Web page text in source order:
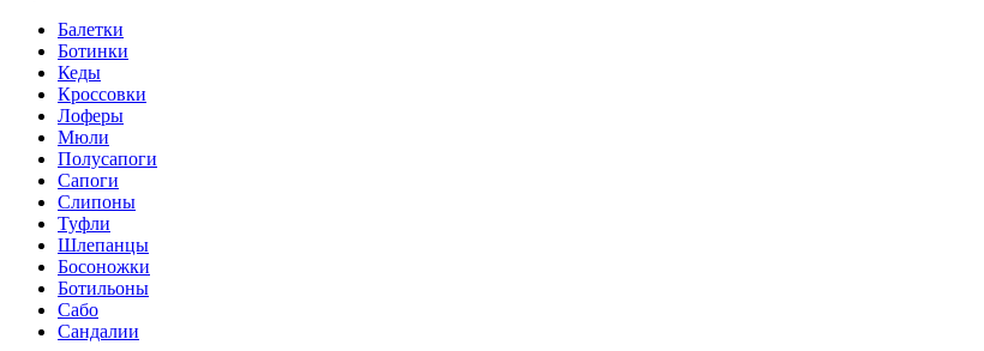
Балетки
Ботинки
Кеды
Кроссовки
Лоферы
Мюли
Полусапоги
Сапоги
Слипоны
Туфли
Шлепанцы
Босоножки
Ботильоны
Сабо
Сандалии